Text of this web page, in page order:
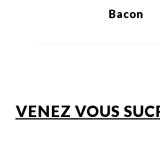
Bacon
VENEZ VOUS